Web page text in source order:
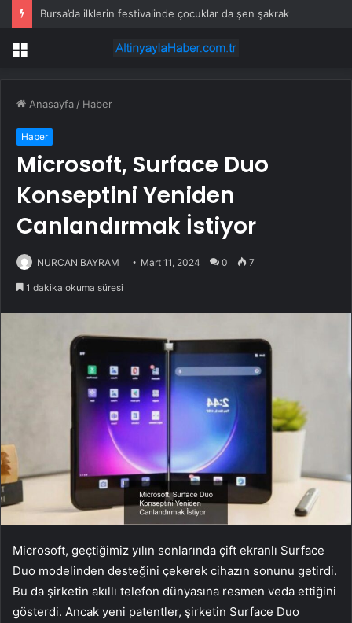
Bursa’da ilklerin festivalinde çocuklar da şen şakrak
Menü
Anasayfa / Haber
Haber
Microsoft, Surface Duo
Konseptini Yeniden
Canlandırmak İstiyor
NURCAN BAYRAM Mart 11, 2024 0 7
1 dakika okuma süresi
Microsoft, geçtiğimiz yılın sonlarında çift ekranlı Surface
Duo modelinden desteğini çekerek cihazın sonunu getirdi.
Bu da şirketin akıllı telefon dünyasına resmen veda ettiğini
gösterdi. Ancak yeni patentler, şirketin Surface Duo